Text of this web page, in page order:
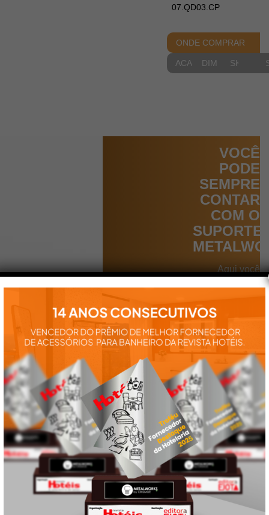
07.QD03.CP
ONDE COMPRAR
ACABAMENTOS
DIMENSIONAIS
VOCÊ
PODE
SEMPRE
CONTAR
COM O
SUPORTE
Aqui você
encontra tudo
para a
utilização de
produtos:
manuais,
vídeos,
catálogos e
tudo mais que
precisa.
VEJA
TAMBÉM